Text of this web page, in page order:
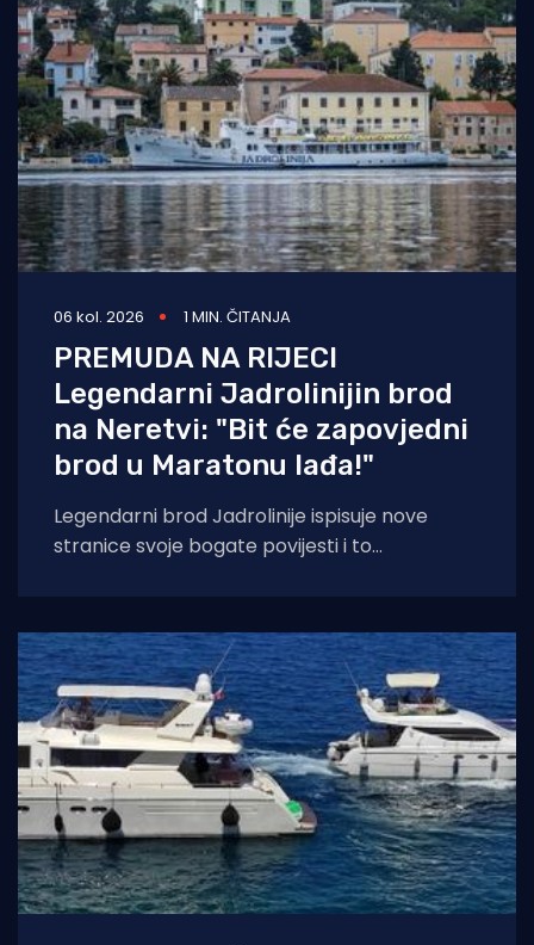
06 kol. 2026 1 MIN. ČITANJA
PREMUDA NA RIJECI
Legendarni Jadrolinijin brod
na Neretvi: "Bit će zapovjedni
brod u Maratonu lađa!"
Legendarni brod Jadrolinije ispisuje nove
stranice svoje bogate povijesti i to